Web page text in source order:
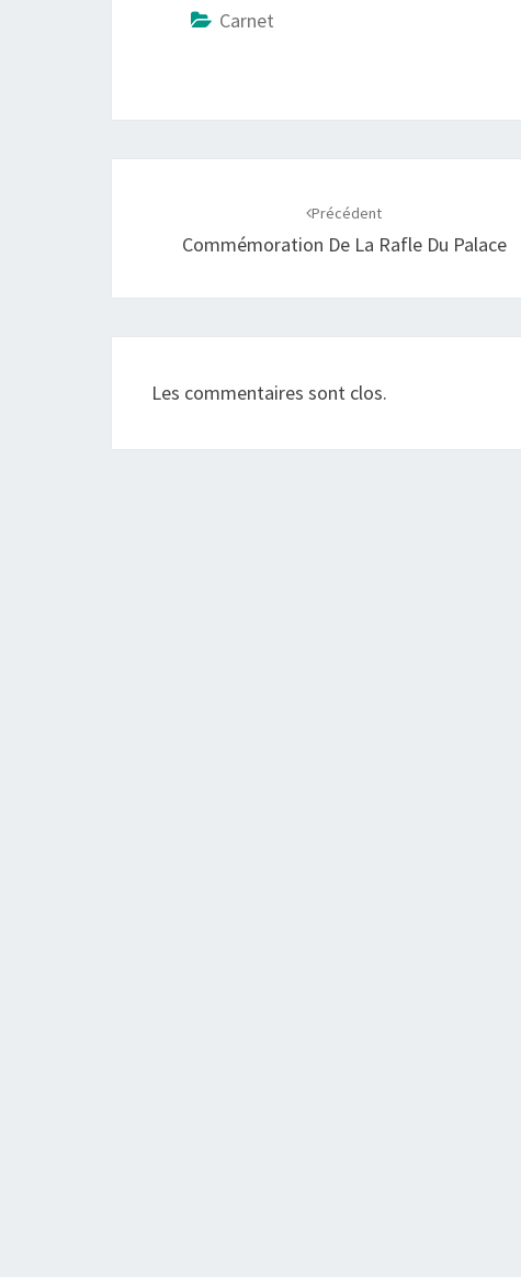
Carnet
Précédent
Commémoration De La Rafle Du Palace
Les commentaires sont clos.